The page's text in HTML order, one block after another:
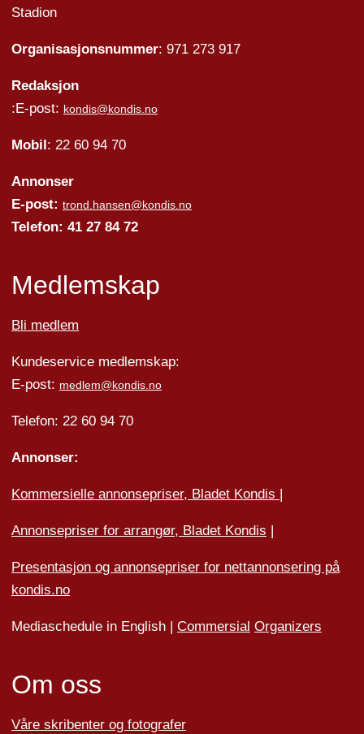
Stadion
Organisasjonsnummer: 971 273 917
Redaksjon
:E-post: kondis@kondis.no
Mobil: 22 60 94 70
Annonser
E-post: trond.hansen@kondis.no
Telefon: 41 27 84 72
Medlemskap
Bli medlem
Kundeservice medlemskap:
E-post: medlem@kondis.no
Telefon: 22 60 94 70
Annonser:
Kommersielle annonsepriser, Bladet Kondis |
Annonsepriser for arrangør, Bladet Kondis |
Presentasjon og annonsepriser for nettannonsering på
kondis.no
Mediaschedule in English | Commersial Organizers
Om oss
Våre skribenter og fotografer